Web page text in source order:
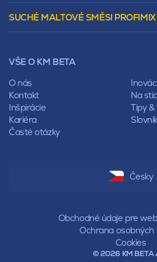
Stanová
Mansardová
Pultová
Sedlová
Polovalbová
Stanová
Mansardová
Pultová
Hodonka
Vencovky
Preklady
Lícové murivo
Pálené zdivo Profiblok
Nosné murivo
Priečky
Vencovky
Preklady
SUCHÉ MALTOVÉ SMĚSI PROFIMIX
VŠE O KM BETA
O nás
Kontakt
Na
Inšpirácie
Tipy &
Kariéra
Časté otázky
Česky
© 2026 KM BETA
Obchodné údaje pre
Ochrana osobných
Cookies